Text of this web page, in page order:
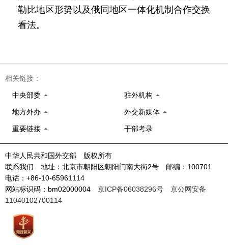
勒比地区形势以及俄同地区一体化机制合作交换
看法。
相关链接：
中央部委 驻外机构
地方外办 外交新媒体
重要链接 干部考录
中华人民共和国外交部 版权所有
联系我们 地址：北京市朝阳区朝阳门南大街2号 邮编：100701
电话：+86-10-65961114
网站标识码：bm02000004 京ICP备06038296号
京公网安备
11040102700114